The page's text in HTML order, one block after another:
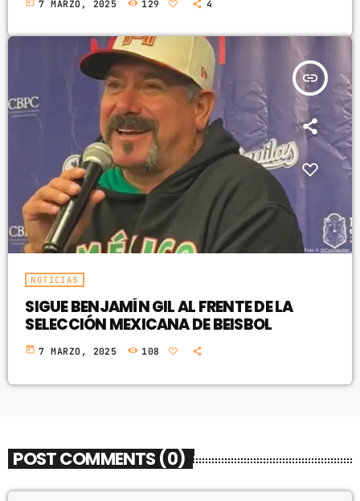
7 MARZO, 2025 129 4
insert_link
NOTICIAS
SIGUE BENJAMÍN GIL AL FRENTE DE LA
SELECCIÓN MEXICANA DE BEISBOL
today 7 MARZO, 2025 108
POST COMMENTS (0)